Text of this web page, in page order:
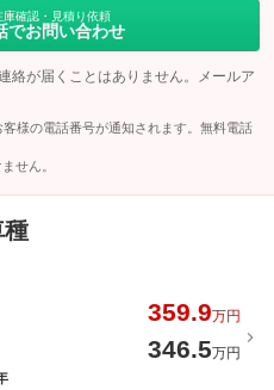
庫確認・見積り依頼
でお問い合わせ
絡が届くことはありません。メールア
様の電話番号が通知されます。無料電話
せん。
種
359.9万円
346.5万円